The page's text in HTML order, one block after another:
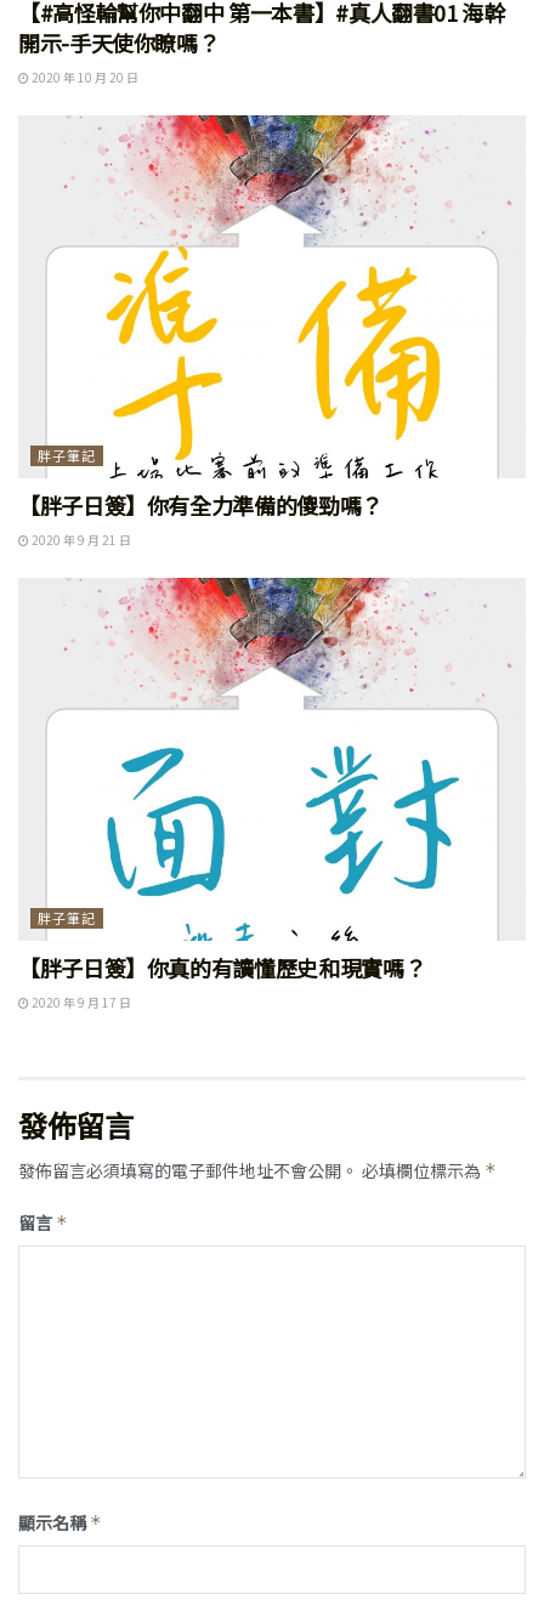
【#高怪輪幫你中翻中 第一本書】#真人翻書01 海幹
開示-手天使你瞭嗎？
2020 年 10 月 20 日
胖子筆記
【胖子日簽】你有全力準備的傻勁嗎？
2020 年 9 月 21 日
胖子筆記
【胖子日簽】你真的有讀懂歷史和現實嗎？
2020 年 9 月 17 日
發佈留言
發佈留言必須填寫的電子郵件地址不會公開。 必填欄位標示為 *
留言 *
顯示名稱*